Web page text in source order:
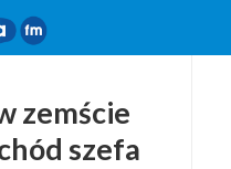
zemście
szefa